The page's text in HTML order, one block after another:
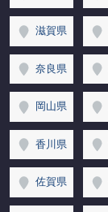
滋賀県
奈良県
岡山県
香川県
佐賀県